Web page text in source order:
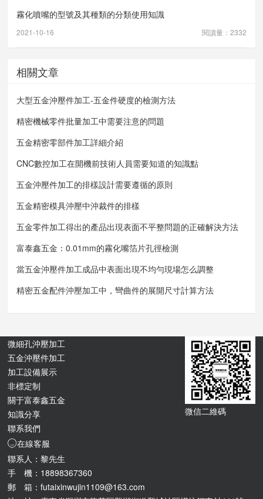
霧化噴嘴的型號及其種類的分類使用知識
2021-10-16 閱讀量：2332
相關文章
大型五金沖壓件加工-五金件硬度的檢測方法
精密機械零件批量加工中需要注意的問題
五金精密零部件加工詳細介紹
CNC數控加工在開機前技術人員需要知道的知識點
五金沖壓件加工的排樣設計需要遵循的原則
五金精密模具沖壓中沖裁件的排樣
五金零件加工得出的產品出現表面不平整問題的正確解決方法
富泰鑫五金：0.01mm的霧化嘴箔片孔徑檢測
當五金沖壓件加工成品中表面出現不均勻現場怎么調整
精密五金配件沖壓加工中，彎曲件的展開尺寸計算方法
微細孔沖壓加工
五金沖壓件加工
加工設備展示
非標定制
關于富泰鑫五金
知識分享
聯系我們
微信二維碼
在線客服
聯系人：黎先生
手 機：18898367360
郵 箱：futaixinwujin1109@163.com